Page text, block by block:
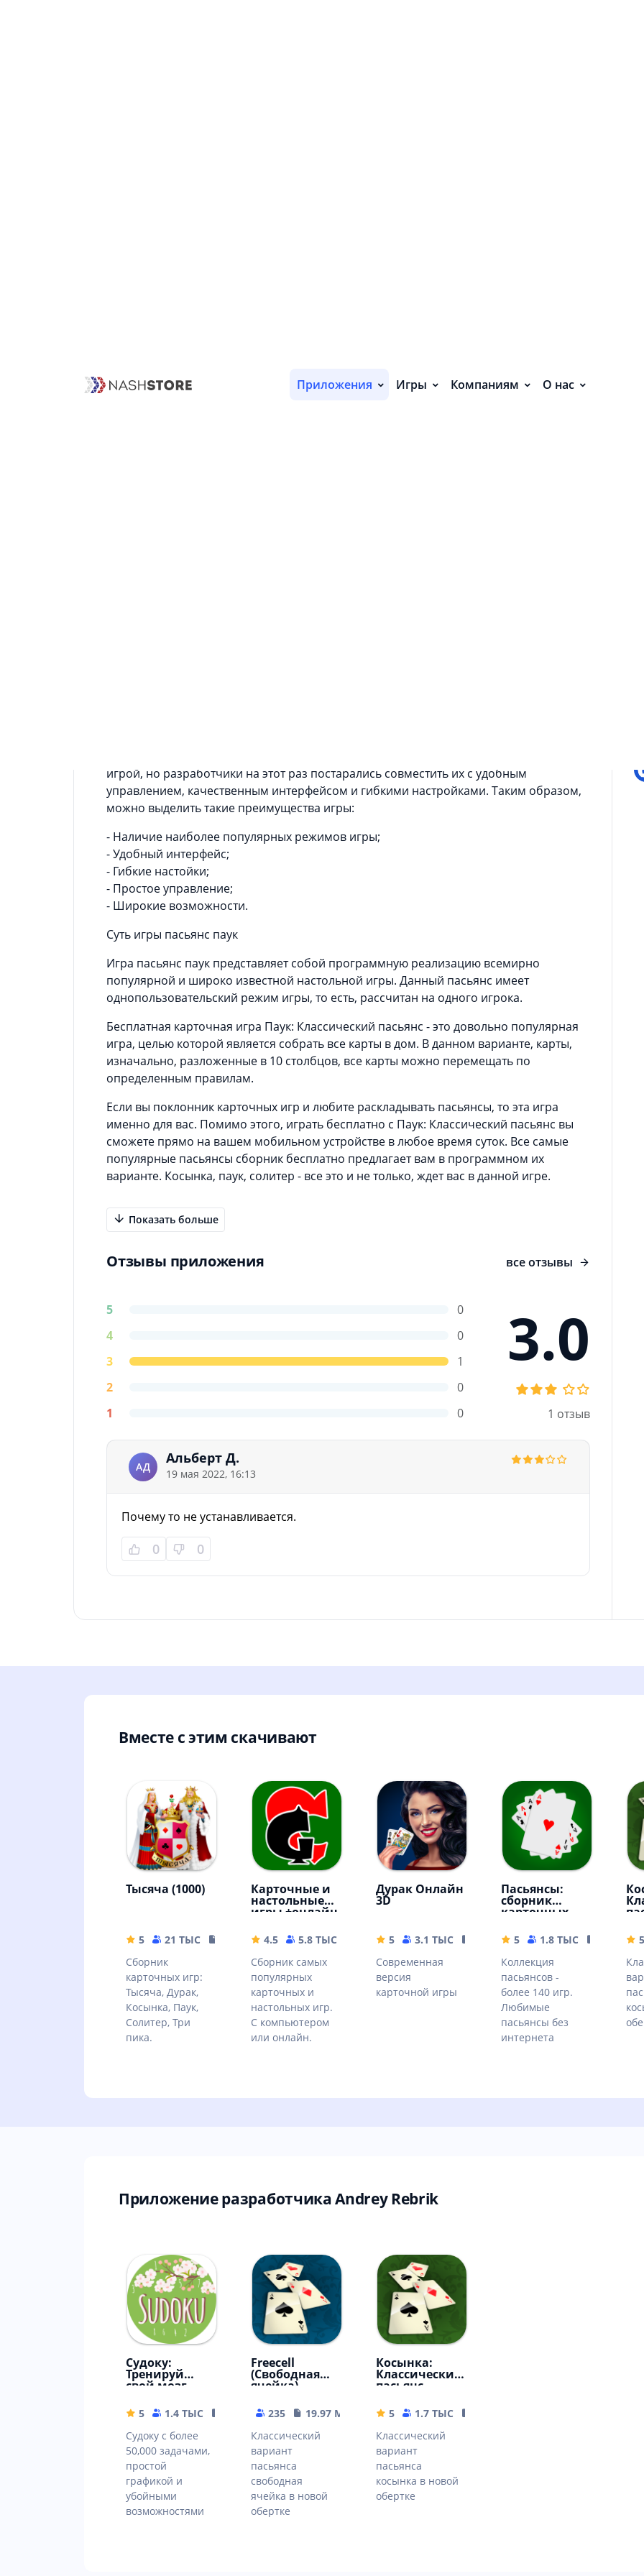
Приложения Игры Компаниям О нас
игрой, но разработчики на этот раз постарались совместить их с удобным
управлением, качественным интерфейсом и гибкими настройками. Таким образом,
можно выделить такие преимущества игры:
- Наличие наиболее популярных режимов игры;
- Удобный интерфейс;
- Гибкие настойки;
- Простое управление;
- Широкие возможности.
Суть игры пасьянс паук
Игра пасьянс паук представляет собой программную реализацию всемирно
популярной и широко известной настольной игры. Данный пасьянс имеет
однопользовательский режим игры, то есть, рассчитан на одного игрока.
Бесплатная карточная игра Паук: Классический пасьянс - это довольно популярная
игра, целью которой является собрать все карты в дом. В данном варианте, карты,
изначально, разложенные в 10 столбцов, все карты можно перемещать по
определенным правилам.
Если вы поклонник карточных игр и любите раскладывать пасьянсы, то эта игра
именно для вас. Помимо этого, играть бесплатно с Паук: Классический пасьянс вы
сможете прямо на вашем мобильном устройстве в любое время суток. Все самые
популярные пасьянсы сборник бесплатно предлагает вам в программном их
варианте. Косынка, паук, солитер - все это и не только, ждет вас в данной игре.
Показать больше
Отзывы приложения все отзывы
5
0
4
0
3
1
2
0
1
0
3.0
1 отзыв
АД
Альберт Д.
19 мая 2022, 16:13
Почему то не устанавливается.
0 0
Вместе с этим скачивают
Тысяча (1000)
5 21 ТЫС
17.74 MB
Сборник
карточных игр:
Тысяча, Дурак,
Косынка, Паук,
Солитер, Три
пика.
Карточные и
настольные
игры +онлайн
4.5 5.8 ТЫС
47.76 MB
Сборник самых
популярных
карточных и
настольных игр.
С компьютером
или онлайн.
Дурак Онлайн
3D
5 3.1 ТЫС
76.38 MB
Cовременная
версия
карточной игры
Пасьянсы:
сборник
карточных
5 1.8 ТЫС
27.06 MB
Коллекция
пасьянсов -
более 140 игр.
Любимые
пасьянсы без
интернета
5
Приложение разработчика Andrey Rebrik
Судоку:
Тренируй
свой мозг
5 1.4 ТЫС
17.73 MB
Судоку с более
50,000 задачами,
простой
графикой и
убойными
возможностями
Freecell
(Свободная
ячейка)
235
19.97 MB
Классический
вариант
пасьянса
свободная
ячейка в новой
обертке
Косынка:
Классический
пасьянс
5 1.7 ТЫС
Классический
вариант
пасьянса
косынка в новой
обертке